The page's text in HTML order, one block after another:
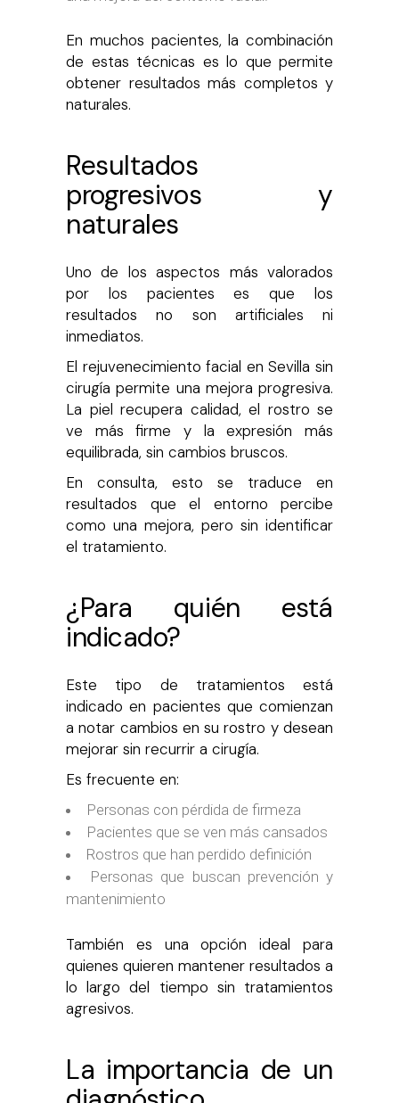
En muchos pacientes, la combinación
de estas técnicas es lo que permite
obtener resultados más completos y
naturales.
Resultados
progresivos y
naturales
Uno de los aspectos más valorados
por los pacientes es que los
resultados no son artificiales ni
inmediatos.
El rejuvenecimiento facial en Sevilla sin
cirugía permite una mejora progresiva.
La piel recupera calidad, el rostro se
ve más firme y la expresión más
equilibrada, sin cambios bruscos.
En consulta, esto se traduce en
resultados que el entorno percibe
como una mejora, pero sin identificar
el tratamiento.
¿Para quién está
indicado?
Este tipo de tratamientos está
indicado en pacientes que comienzan
a notar cambios en su rostro y desean
mejorar sin recurrir a cirugía.
Es frecuente en:
Personas con pérdida de firmeza
Pacientes que se ven más cansados
Rostros que han perdido definición
Personas que buscan prevención y
mantenimiento
También es una opción ideal para
quienes quieren mantener resultados a
lo largo del tiempo sin tratamientos
agresivos.
La importancia de un